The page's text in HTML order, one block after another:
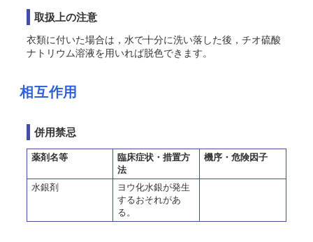
取扱上の注意
衣類に付いた場合は，水で十分に洗い落した後，チオ硫酸
ナトリウム溶液を用いれば脱色できます。
相互作用
併用禁忌
薬剤名等
臨床症状・措置方
法
機序・危険因子
水銀剤
ヨウ化水銀が発生
するおそれがあ
る。